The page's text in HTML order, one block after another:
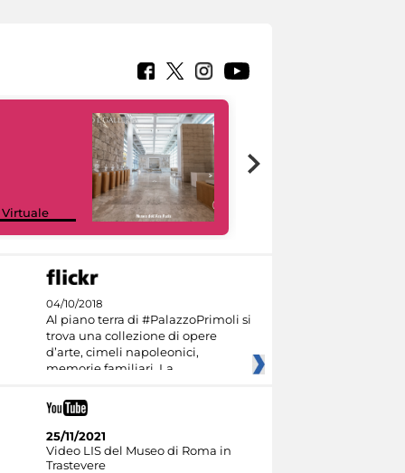
Virtuale
04/10/2018
Al piano terra di #PalazzoPrimoli si
trova una collezione di opere
d’arte, cimeli napoleonici,
memorie familiari. La
25/11/2021
Video LIS del Museo di Roma in
Trastevere